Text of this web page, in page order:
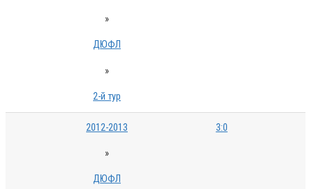
»
ДЮФЛ
»
2-й тур
2012-2013
»
ДЮФЛ
3:0